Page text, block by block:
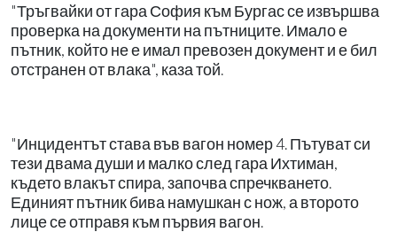
"Тръгвайки от гара София към Бургас се извършва
проверка на документи на пътниците. Имало е
пътник, който не е имал превозен документ и е бил
отстранен от влака", каза той.
"Инцидентът става във вагон номер 4. Пътуват си
тези двама души и малко след гара Ихтиман,
където влакът спира, започва спречкването.
Единият пътник бива намушкан с нож, а второто
лице се отправя към първия вагон.